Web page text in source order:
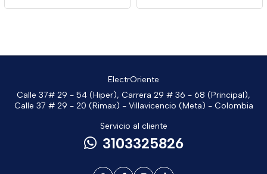
ElectrOriente
Calle 37# 29 - 54 (Hiper), Carrera 29 # 36 - 68 (Principal),
Calle 37 # 29 - 20 (Rimax) - Villavicencio (Meta) - Colombia
Servicio al cliente
3103325826